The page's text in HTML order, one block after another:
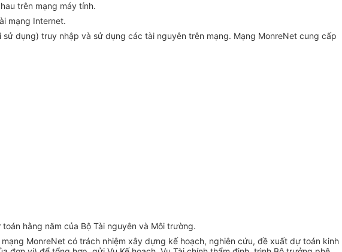
trên mạng máy tính.
mạng Internet.
dụng) truy nhập và sử dụng các tài nguyên trên mạng. Mạng MonreNet cung cấp
hằng năm của Bộ Tài nguyên và Môi trường.
MonreNet có trách nhiệm xây dựng kế hoạch, nghiên cứu, đề xuất dự toán kinh